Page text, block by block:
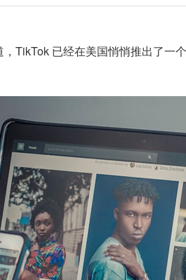
TikTok 已经在美国悄悄推出了一